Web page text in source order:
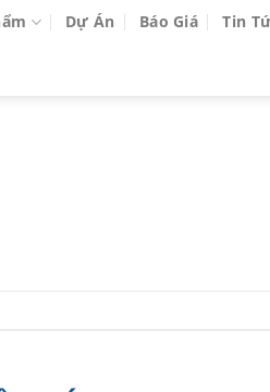
Dự Án Báo Giá Tin